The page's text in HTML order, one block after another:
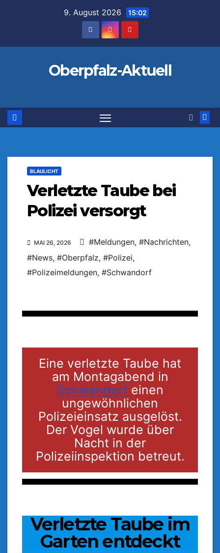
9. August 2026 15:02
Oberpfalz-Aktuell
BLAULICHT
Verletzte Taube bei
Polizei versorgt
MAI 26, 2026 #Meldungen, #Nachrichten,
#News, #Oberpfalz, #Polizei,
#Polizeimeldungen, #Schwandorf
Eine verletzte Taube hat
am Montagabend in
Schwandorfeinen
ungewöhnlichen
Polizeieinsatz ausgelöst.
Der Vogel wurde über
Nacht in der
Polizeiinspektion betreut.
Verletzte Taube im
Garten entdeckt